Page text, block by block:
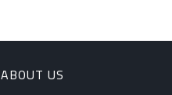
ABOUT US